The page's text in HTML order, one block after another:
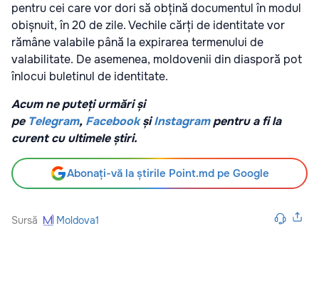
pentru cei care vor dori să obțină documentul în modul
obișnuit, în 20 de zile. Vechile cărți de identitate vor
rămâne valabile până la expirarea termenului de
valabilitate. De asemenea, moldovenii din diasporă pot
înlocui buletinul de identitate.
Acum ne puteți urmări și
pe Telegram, FacebookșiInstagrampentru a fi la
curent cu ultimele știri.
Abonați-vă la știrile Point.md pe Google
Sursă Moldova1